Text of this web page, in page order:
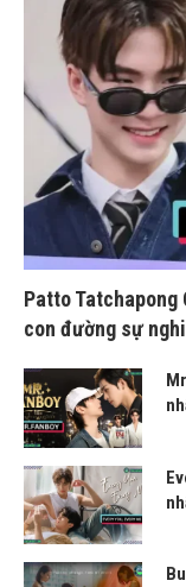
Patto
con đường sự